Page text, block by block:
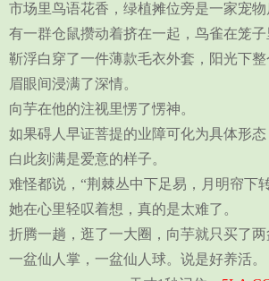
市场里鸟语花香，绿植摊位旁是一家宠
有一群仓鼠攒动着挤在一起，鸟雀在笼子
靳浮白穿了一件薄款毛衣外套，阳光下整
眉眼间浸满了深情。
向芋在他的注视里愣了愣神。
如果碍人早证菩提的业障可化为具体形
白此刻满是爱意的样子。
难怪都说，“荆棘丛中下足易，月明帘下转
她在心里轻叹着想，真的是太难了。
折腾一趟，逛了一大圈，向芋就只买了两
一盆仙人掌，一盆仙人球。说是好养活。